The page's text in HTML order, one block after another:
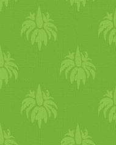
Külsőleg
érlelő
esetén